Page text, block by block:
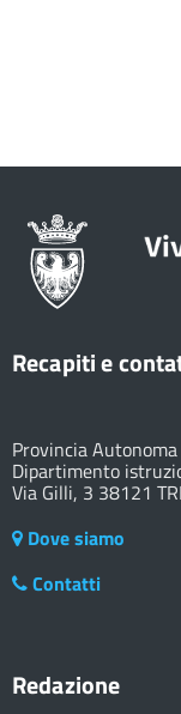
Recapiti e
Provincia
Dipartimento
Via Gilli, 3 38121
Dove siamo
Contatti
Redazione